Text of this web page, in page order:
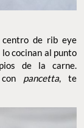
de rib eye
cocinan al punto
de la carne.
pancetta, te